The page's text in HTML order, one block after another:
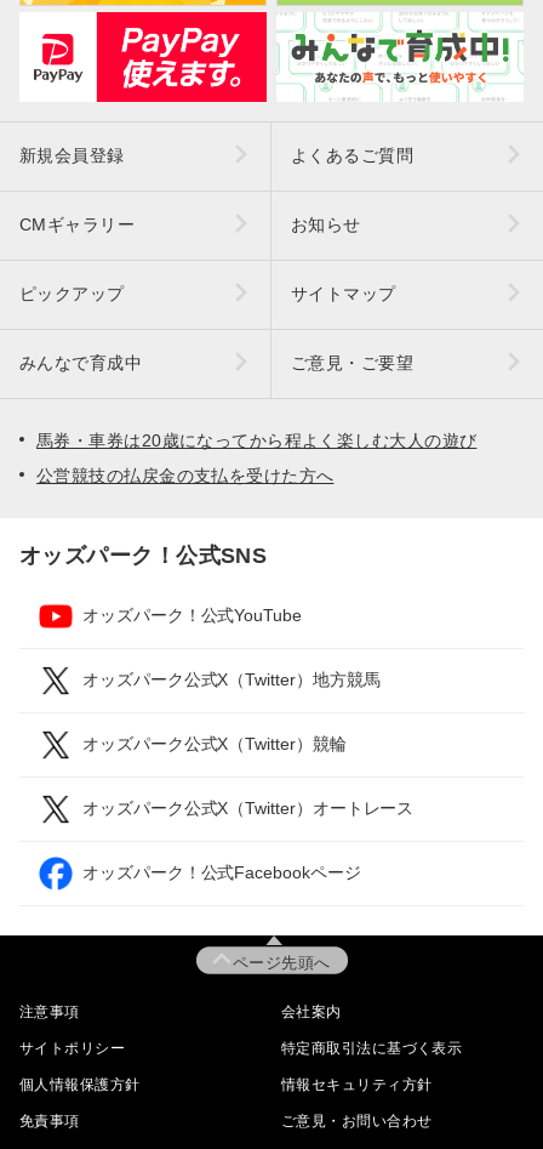
新規会員登録 よくあるご質問
CMギャラリー お知らせ
ピックアップ サイトマップ
みんなで育成中 ご意見・ご要望
馬券・車券は20歳になってから程よく楽しむ大人の遊び
公営競技の払戻金の支払を受けた方へ
オッズパーク！公式SNS
オッズパーク！公式YouTube
オッズパーク公式X（Twitter）地方競馬
オッズパーク公式X（Twitter）競輪
オッズパーク公式X（Twitter）オートレース
オッズパーク！公式Facebookページ
ページ先頭へ
注意事項 会社案内
サイトポリシー 特定商取引法に基づく表示
個人情報保護方針 情報セキュリティ方針
免責事項 ご意見・お問い合わせ